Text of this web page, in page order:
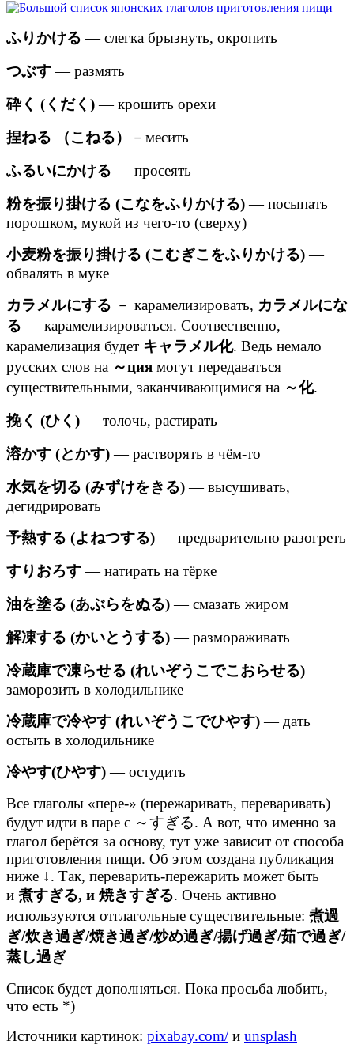
ふりかける— слегка брызнуть, окропить
つぶす— размять
砕く (くだく)— крошить орехи
捏ねる （こねる）
－месить
ふるいにかける— просеять
粉を振り掛ける (こなをふりかける)— посыпать
порошком, мукой из чего-то (сверху)
小麦粉を振り掛ける (こむぎこをふりかける)—
обвалять в муке
カラメルにする － карамелизировать, カラメルにな
る — карамелизироваться. Соотвественно,
карамелизация будет キャラメル化. Ведь немало
русских слов на ～ция могут передаваться
существительными, заканчивающимися на ～化.
挽く (ひく)— толочь, растирать
溶かす (とかす)— растворять в чём-то
水気を切る (みずけをきる)— высушивать,
дегидрировать
予熱する (よねつする)— предварительно разогреть
すりおろす— натирать на тёрке
油を塗る (あぶらをぬる)— смазать жиром
解凍する (かいとうする)— размораживать
冷蔵庫で凍らせる (れいぞうこでこおらせる)—
заморозить в холодильнике
冷蔵庫で冷やす (れいぞうこでひやす)— дать
остыть в холодильнике
冷やす(ひやす)— остудить
Все глаголы «пере-» (пережаривать, переваривать)
будут идти в паре с ～すぎる. А вот, что именно за
глагол берётся за основу, тут уже зависит от способа
приготовления пищи. Об этом создана публикация
ниже ↓. Так, переварить-пережарить может быть
и 煮すぎる, и 焼きすぎる. Очень активно
используются отглагольные существительные: 煮過
ぎ/炊き過ぎ/焼き過ぎ/炒め過ぎ/揚げ過ぎ/茹で過ぎ/
蒸し過ぎ
Список будет дополняться. Пока просьба любить,
что есть *)
Источники картинок: pixabay.com/и unsplash